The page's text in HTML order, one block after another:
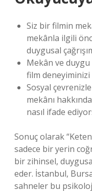
Siz bir filmin
mekânla ilgili
duygusal
Mekân ve
film deneyiminizi
Sosyal
mekânı
nasıl ifade
Sonuç olarak
sadece bir yerin
bir zihinsel,
eder. İstanbul,
sahneler bu